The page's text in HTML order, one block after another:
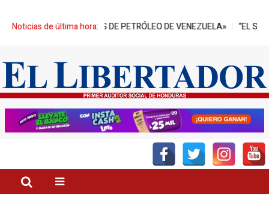
Noticias de última hora:
DE BARRILES DE PETRÓLEO DE VENEZUELA» “EL SECTOR